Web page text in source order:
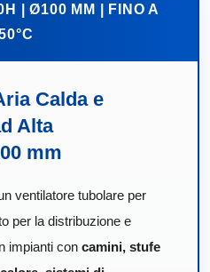
| Ø100 MM | FINO A
Calda e
Alta
mm
ventilatore tubolare per
per la distribuzione e
impianti con camini, stufe